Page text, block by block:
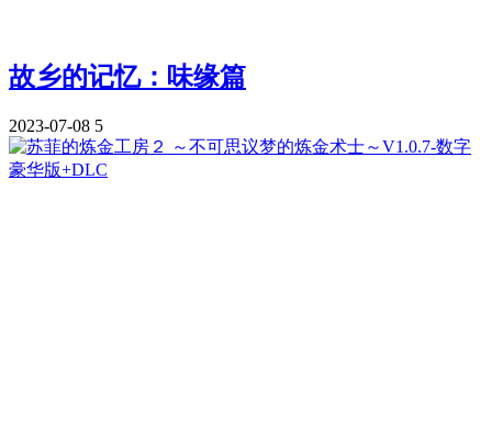
故乡的记忆：味缘篇
2023-07-08 5